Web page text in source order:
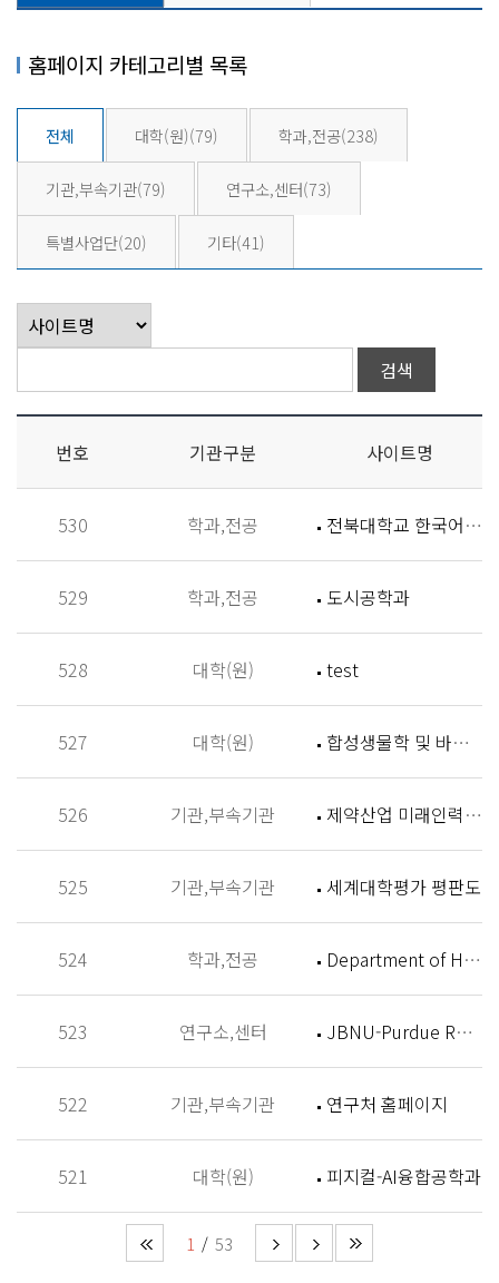
홈페이지 카테고리별 목록
전체 대학(원)(79) 학과,전공(238)
기관,부속기관(79) 연구소,센터(73)
특별사업단(20) 기타(41)
번호 기관구분 사이트명
530 학과,전공 전북대학교 한국어학과
529 학과,전공 도시공학과
528 대학(원) test
527 대학(원) 합성생물학 및 바이오신소재개발 연구실 (Synthetic Biology and Biomaterials Lab,SBBL)
526 기관,부속기관 제약산업 미래인력 양성센터 홈페이지
525 기관,부속기관 세계대학평가 평판도
524 학과,전공 Department of History
523 연구소,센터 JBNU-Purdue Research Institute (JPRI)
522 기관,부속기관 연구처 홈페이지
521 대학(원) 피지컬-AI융합공학과
1 53